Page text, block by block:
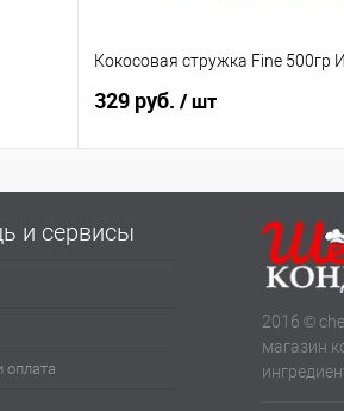
Кокосовая стружка Fine 500гр
329 руб. / шт
и сервисы
оплата
2016 ©
магазин